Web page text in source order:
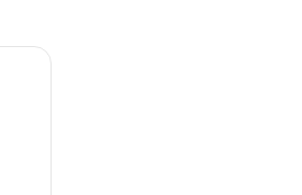
Хороший звук,
файлов? Всё это —
же делает её лучшей среди